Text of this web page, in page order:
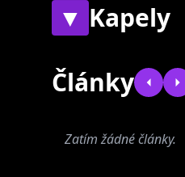
▼ Kapely
Současné Bývalé
Články
Zatím žádné články.